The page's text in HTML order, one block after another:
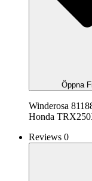
Öppna
Winderosa
Honda
Reviews 0